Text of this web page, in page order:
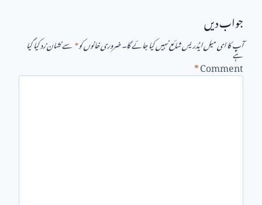
جواب دیں
آپ کا ای میل ایڈریس شائع نہیں کیا جائے گا۔ضروری خانوں کو*سے نشان زد کیا گیا ہے
Comment
*